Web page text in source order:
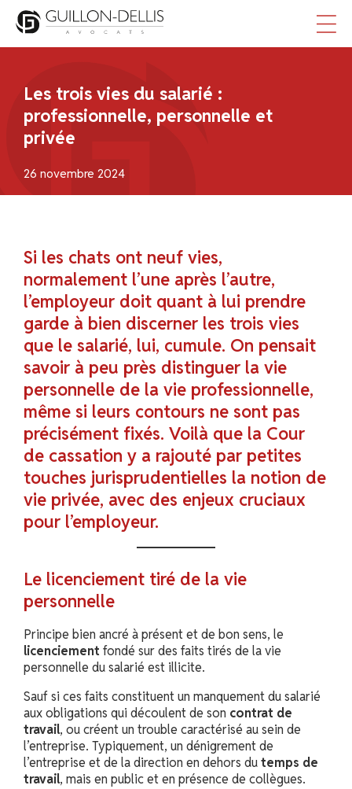
Panneau de gestion des cookies
Les trois vies du salarié :
professionnelle, personnelle et
privée
26 novembre 2024
Si les chats ont neuf vies,
normalement l’une après l’autre,
l’employeur doit quant à lui prendre
garde à bien discerner les trois vies
que le salarié, lui, cumule. On pensait
savoir à peu près distinguer la vie
personnelle de la vie professionnelle,
même si leurs contours ne sont pas
précisément fixés. Voilà que la Cour
de cassation y a rajouté par petites
touches jurisprudentielles la notion de
vie privée, avec des enjeux cruciaux
pour l’employeur.
Le licenciement tiré de la vie
personnelle
Principe bien ancré à présent et de bon sens, le
licenciementfondé sur des faits tirés de la vie
personnelle du salarié est illicite.
Sauf si ces faits constituent un manquement du salarié
aux obligations qui découlent de son contrat de
travail, ou créent un trouble caractérisé au sein de
l’entreprise. Typiquement, un dénigrement de
l’entreprise et de la direction en dehors dutemps de
travail, mais en public et en présence de collègues.